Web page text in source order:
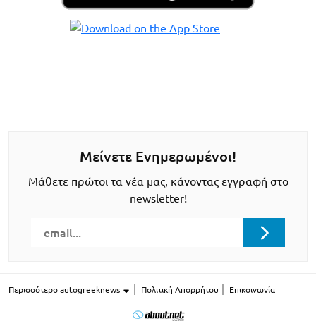
Μείνετε Ενημερωμένοι!
Μάθετε πρώτοι τα νέα μας, κάνοντας εγγραφή στο
newsletter!
Περισσότερο autogreeknews Πολιτική Απορρήτου Επικοινωνία